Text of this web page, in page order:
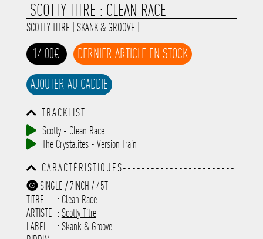
SCOTTY TITRE : CLEAN RACE
SCOTTY TITRE SKANK & GROOVE
14.00€ DERNIER ARTICLE EN STOCK
AJOUTER AU CADDIE
TRACKLIST--------------------------------
-----------------------------------------
-----------------------------------------
-----------------------------------------
-------------
Scotty - Clean Race
The Crystalites - Version Train
CARACTÉRISTIQUES------------------------
-----------------------------------------
-----------------------------------------
-----------------------------------------
-----------------------------------------
---------------------
SINGLE / 7INCH / 45T
TITRE
: Clean Race
ARTISTE : Scotty Titre
LABEL
: Skank & Groove